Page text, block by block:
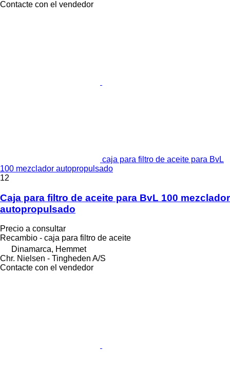
Contacte con el vendedor
caja para filtro de aceite para BvL
100 mezclador autopropulsado
12
Caja para filtro de aceite para BvL 100 mezclador
autopropulsado
Precio a consultar
Recambio - caja para filtro de aceite
Dinamarca, Hemmet
Chr. Nielsen - Tingheden A/S
Contacte con el vendedor